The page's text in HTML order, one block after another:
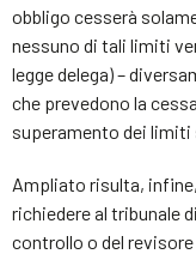
obbligo cesserà
nessuno di tali limiti
legge delega) –
che prevedono la
superamento dei
Ampliato risulta,
richiedere al tribunale
controllo o del